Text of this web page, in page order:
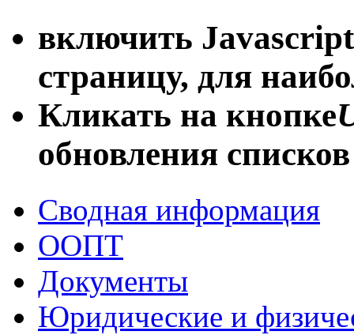
включить Javascript
страницу, для
Кликать на кнопке
обновления
Сводная информация
ООПТ
Документы
Юридические и